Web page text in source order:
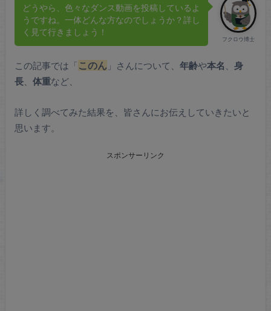
フクロウ博士
どうやら、色々なダンス動画を投稿しているよ
うですね。一体どんな方なのでしょうか？詳し
く見て行きましょう！
この記事では「 このん」さんについて、 年齢や本名
身
長、 体重など、
詳しく調べてみた結果を、皆さんにお伝えしていきたいと
思います。
スポンサーリンク